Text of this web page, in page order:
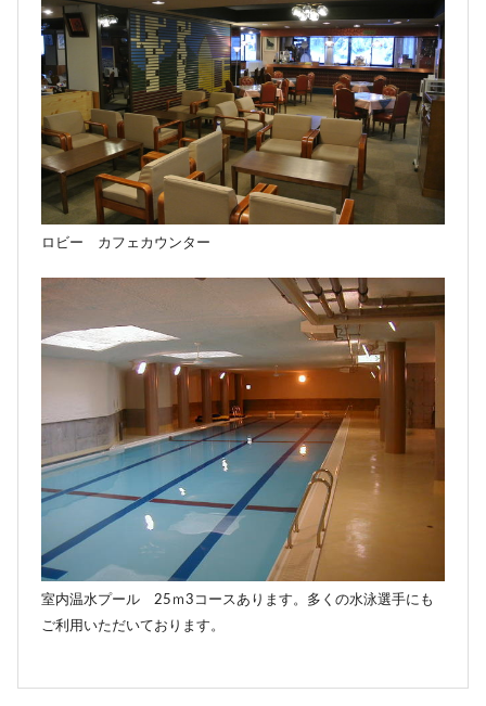
ロビー カフェカウンター
室内温水プール 25ｍ3コースあります。多くの水泳選手にも
ご利用いただいております。